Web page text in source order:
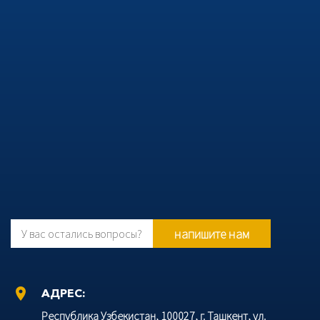
У вас остались вопросы? напишите нам
location_on
АДРЕС:
Республика Узбекистан, 100027, г. Ташкент, ул.